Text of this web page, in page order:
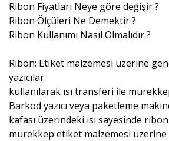
Ribon Fiyatları Neye göre değişir ?
Ribon Ölçüleri Ne Demektir ?
Ribon Kullanımı Nasıl Olmalıdır ?
Ribon; Etiket malzemesi üzerine
yazıcılar
kullanılarak ısı transferi ile
Barkod yazıcı veya paketleme
kafası üzerindeki ısı sayesinde
mürekkep etiket malzemesi üzerine